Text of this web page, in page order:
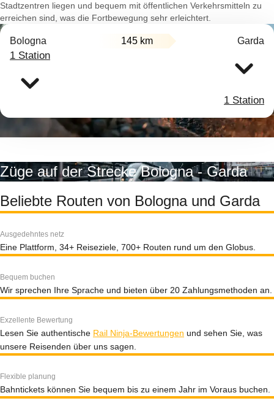
Stadtzentren liegen und bequem mit öffentlichen Verkehrsmitteln zu
erreichen sind, was die Fortbewegung sehr erleichtert.
Bologna 145 km Garda
1 Station
1 Station
Züge auf der Strecke Bologna - Garda
Beliebte Routen von Bologna und Garda
Ausgedehntes netz
Eine Plattform, 34+ Reiseziele, 700+ Routen rund um den Globus.
Bequem buchen
Wir sprechen Ihre Sprache und bieten über 20 Zahlungsmethoden an.
Exzellente Bewertung
Lesen Sie authentische Rail Ninja-Bewertungen und sehen Sie, was
unsere Reisenden über uns sagen.
Flexible planung
Bahntickets können Sie bequem bis zu einem Jahr im Voraus buchen.